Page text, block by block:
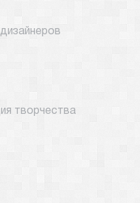
творчества